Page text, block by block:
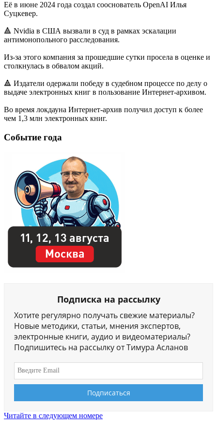
Её в июне 2024 года создал сооснователь OpenAI Илья
Суцкевер.
🔺 Nvidia в США вызвали в суд в рамках эскалации
антимонопольного расследования.
Из-за этого компания за прошедшие сутки просела в оценке и
столкнулась в обвалом акций.
🔺 Издатели одержали победу в судебном процессе по делу о
выдаче электронных книг в пользование Интернет-архивом.
Во время локдауна Интернет-архив получил доступ к более
чем 1,3 млн электронных книг.
Событие года
Подписка на рассылку
Хотите регулярно получать свежие материалы?
Новые методики, статьи, мнения экспертов,
электронные книги, аудио и видеоматериалы?
Подпишитесь на рассылку от Тимура Асланов
Читайте в следующем номере